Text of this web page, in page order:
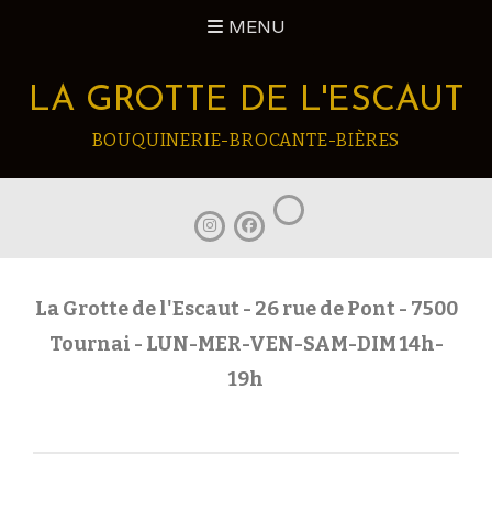
MENU
LA GROTTE DE L'ESCAUT
BOUQUINERIE-BROCANTE-BIÈRES
La
Grotte
Instagram
La
Grotte
Facebook
La
Grotte
Mastodon
La Grotte de l'Escaut - 26 rue de Pont - 7500
Tournai - LUN-MER-VEN-SAM-DIM 14h-
19h